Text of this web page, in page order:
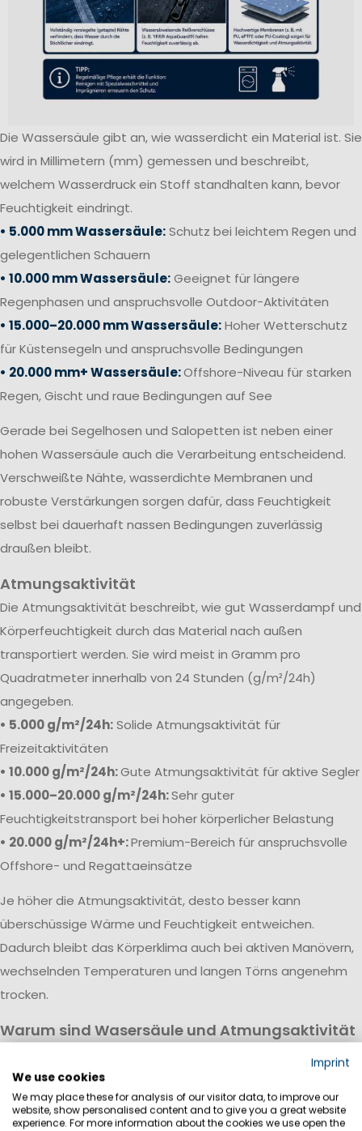
Die Wassersäule gibt an, wie wasserdicht ein Material ist. Sie
wird in Millimetern (mm) gemessen und beschreibt,
welchem Wasserdruck ein Stoff standhalten kann, bevor
Feuchtigkeit eindringt.
• 5.000 mm Wassersäule:Schutz bei leichtem Regen und
gelegentlichen Schauern
• 10.000 mm Wassersäule:Geeignet für längere
Regenphasen und anspruchsvolle Outdoor-Aktivitäten
• 15.000–20.000 mm Wassersäule:Hoher Wetterschutz
für Küstensegeln und anspruchsvolle Bedingungen
• 20.000 mm+ Wassersäule:Offshore-Niveau für starken
Regen, Gischt und raue Bedingungen auf See
Gerade bei Segelhosen und Salopetten ist neben einer
hohen Wassersäule auch die Verarbeitung entscheidend.
Verschweißte Nähte, wasserdichte Membranen und
robuste Verstärkungen sorgen dafür, dass Feuchtigkeit
selbst bei dauerhaft nassen Bedingungen zuverlässig
draußen bleibt.
Atmungsaktivität
Die Atmungsaktivität beschreibt, wie gut Wasserdampf und
Körperfeuchtigkeit durch das Material nach außen
transportiert werden. Sie wird meist in Gramm pro
Quadratmeter innerhalb von 24 Stunden (g/m²/24h)
angegeben.
• 5.000 g/m²/24h:Solide Atmungsaktivität für
Freizeitaktivitäten
• 10.000 g/m²/24h:Gute Atmungsaktivität für aktive Segler
• 15.000–20.000 g/m²/24h:Sehr guter
Feuchtigkeitstransport bei hoher körperlicher Belastung
• 20.000 g/m²/24h+:Premium-Bereich für anspruchsvolle
Offshore- und Regattaeinsätze
Je höher die Atmungsaktivität, desto besser kann
überschüssige Wärme und Feuchtigkeit entweichen.
Dadurch bleibt das Körperklima auch bei aktiven Manövern,
wechselnden Temperaturen und langen Törns angenehm
trocken.
Warum sind Wasersäule und Atmungsaktivität
Eine hochwertige Segeljackbekleidung vereint hohe
Wasserdichtigkeit mit guter Atmungsaktivität. Während die
Wassersäule vor Regen, Wind und Gischt schützt, sorgt die
Imprint
We use cookies
We may place these for analysis of our visitor data, to improve our
website, show personalised content and to give you a great website
experience. For more information about the cookies we use open the